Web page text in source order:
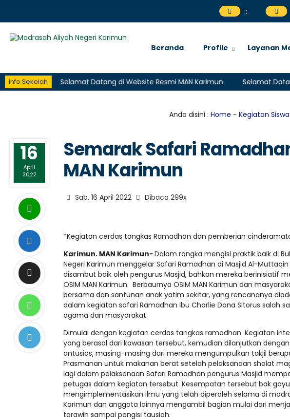
::
Beranda Profile Layanan
Info SekolahSelamat Datang di Website Resmi MAN Karimun Selamat Datang di
Anda disini : Home - Kegiatan Siswa
16
April
2022
Semarak Safari
MAN Karimun
Sab, 16 April 2022 Dibaca 299x
*Kegiatan cerdas tangkas Ramadhan dan pemberian
Karimun. MAN Karimun- Dalam rangka mengisi praktik baik di
Negeri Karimun menggelar Safari Ramadhan di Masjid Al-
disambut baik oleh pengurus Masjid, bahkan mereka berinisiatif
OSIM MAN Karimun. Berbaurnya OSIM MAN Karimun dan
bersama dan santunan anak yatim sekitar, yang rencananya
dalam kegiatan safari Ramadhan Ibu Charlie Dona Sitorus salah
agama dan masyarakat.
Dimulai dengan kegiatan cerdas tangkas ramadhan. Kegiatan
yang berasal dari kawasan tersebut, kemudian dilanjutkan
antusias, masing-masing dari mereka mengumpulkan takjil
Prasmanan untuk makanan berat setelah pelaksanaan sholat
lagi dalam pelaksanaan Safari Ramadhan pengurus Masjid
petugas dalam kegiatan tersebut. Kesempatan tersebut bak
mengimplementasikan ilmu yang telah diperoleh selama di
Karimun dan anggota lainnya mengambil bagian mulai dari
tarawih sampai pengisi tausiah.